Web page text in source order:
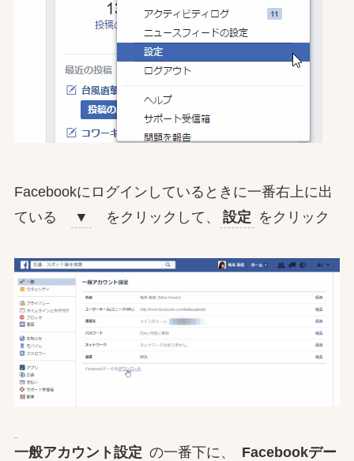
Facebookにログインしているときに一番右上に出
ている
▼ をクリックして、 設定 をクリック
一般アカウント設定 の一番下に、
Facebookデー